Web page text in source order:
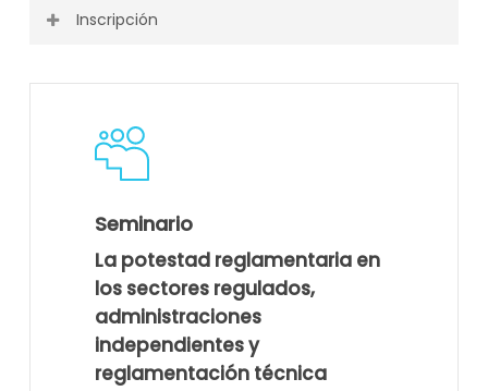
Puedes ver toda la información o descargarla desde el
Inscripción
Actividad finalizada.
Seminario
La potestad reglamentaria en
los sectores regulados,
administraciones
independientes y
reglamentación técnica